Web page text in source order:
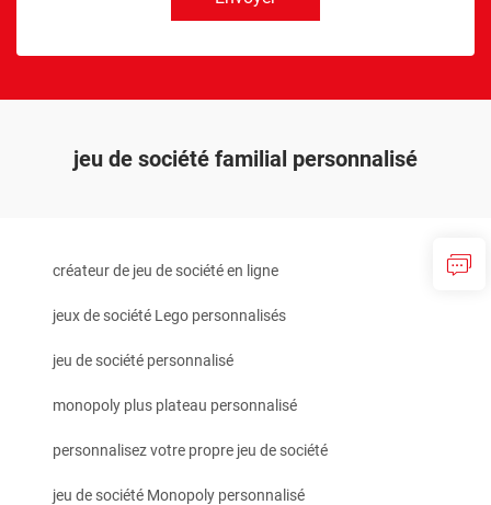
jeu de société familial personnalisé
créateur de jeu de société en ligne
jeux de société Lego personnalisés
jeu de société personnalisé
monopoly plus plateau personnalisé
personnalisez votre propre jeu de société
jeu de société Monopoly personnalisé